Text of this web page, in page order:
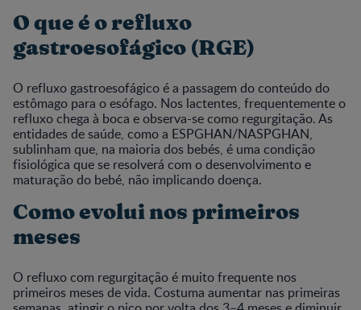
O que é o refluxo
gastroesofágico (RGE)
O refluxo gastroesofágico é a passagem do conteúdo do
estômago para o esófago. Nos lactentes, frequentemente o
refluxo chega à boca e observa-se como regurgitação. As
entidades de saúde, como a ESPGHAN/NASPGHAN,
sublinham que, na maioria dos bebés, é uma condição
fisiológica que se resolverá com o desenvolvimento e
maturação do bebé, não implicando doença.
Como evolui nos primeiros
meses
O refluxo com regurgitação é muito frequente nos
primeiros meses de vida. Costuma aumentar nas primeiras